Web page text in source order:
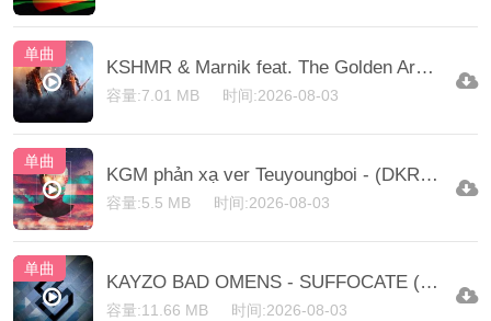
单曲
KSHMR & Marnik feat. The Golden Army - Shiva
容量:7.01 MB 时间:2026-08-03
单曲
KGM phản xạ ver Teuyoungboi - (DKR Mash)
容量:5.5 MB 时间:2026-08-03
单曲
KAYZO BAD OMENS - SUFFOCATE (NMO EDIT)
容量:11.66 MB 时间:2026-08-03